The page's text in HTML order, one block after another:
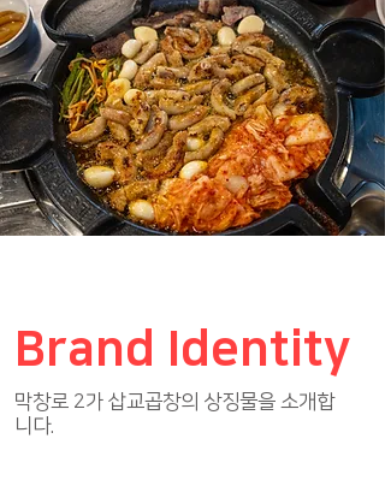
Brand Identity
막창로 2가 삽교곱창의 상징물을 소개합
니다.